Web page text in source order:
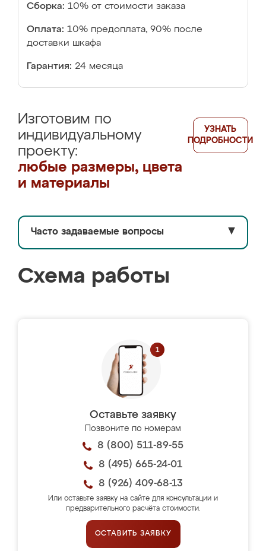
Сборка: 10% от стоимости заказа
Оплата: 10% предоплата, 90% после
доставки шкафа
Гарантия: 24 месяца
Изготовим по
индивидуальному
проекту:
любые размеры, цвета
и материалы
УЗНАТЬ
ПОДРОБНОСТИ
Часто задаваемые вопросы ▼
Схема работы
Оставьте заявку
Позвоните по номерам
8 (800) 511-89-55
8 (495) 665-24-01
8 (926) 409-68-13
Или оставьте заявку на сайте для консультации и
предварительного расчёта стоимости.
ОСТАВИТЬ ЗАЯВКУ